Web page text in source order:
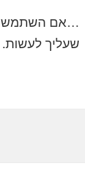
…אם
שעליך